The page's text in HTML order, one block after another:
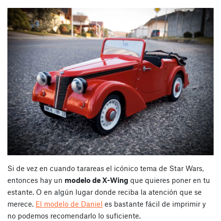
Si de vez en cuando tarareas el icónico tema de Star Wars,
entonces hay un modelo de X-Wing que quieres poner en tu
estante. O en algún lugar donde reciba la atención que se
merece. El modelo de Daniel es bastante fácil de imprimir y
no podemos recomendarlo lo suficiente.